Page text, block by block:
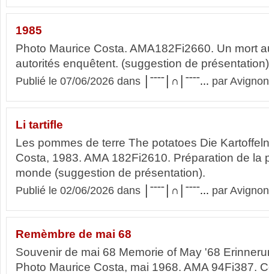
1985
Photo Maurice Costa. AMA182Fi2660. Un mort
autorités enquêtent. (suggestion de
Publié le 07/06/2026 dans │ˉˉˉˉ│∩│ˉˉˉˉ... par
Li tartifle
Les pommes de terre The potatoes Die
Costa, 1983. AMA 182Fi2610. Préparation de la
monde (suggestion de présentation).
Publié le 02/06/2026 dans │ˉˉˉˉ│∩│ˉˉˉˉ... par
Remèmbre de mai 68
Souvenir de mai 68 Memorie of May '68
Photo Maurice Costa, mai 1968. AMA 94Fi387.